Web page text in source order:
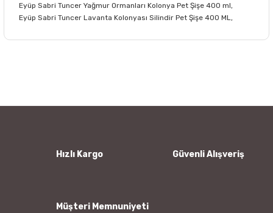
Eyüp Sabri Tuncer Yağmur Ormanları Kolonya Pet Şişe 400 ml,
Eyüp Sabri Tuncer Lavanta Kolonyası Silindir Pet Şişe 400 ML,
Ürün bilgilerinde hatalar bulunuyor.
Hızlı Kargo Güvenli Alışveriş
Müşteri Memnuniyeti